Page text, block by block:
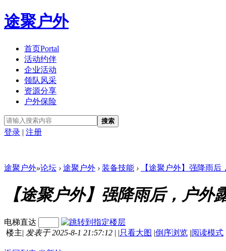
途聚户外
首页Portal
活动约伴
企业活动
领队风采
资源分享
户外保险
搜索
登录 | 注册
途聚户外»论坛 › 途聚户外 › 装备技能 › 【途聚户外】强降雨
【途聚户外】强降雨后，户外
电梯直达
楼主| 发表于 2025-8-1 21:57:12 | |只看大图 |倒序浏览 |阅读模式